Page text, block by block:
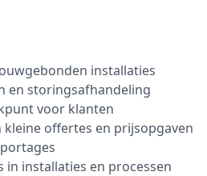
installaties
en storingsafhandeling
voor klanten
offertes en prijsopgaven
installaties en processen